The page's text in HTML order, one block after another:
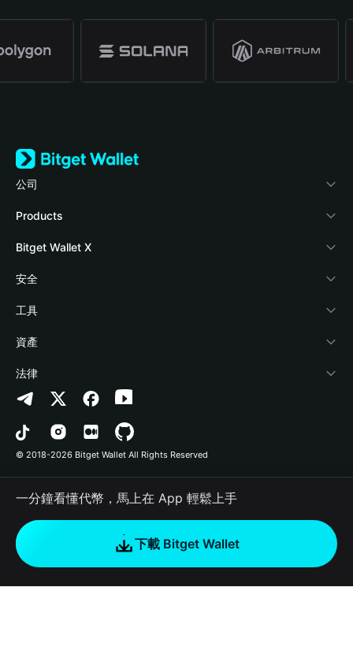
公司
關於 Bitget Wallet
部落格
學院
加密資訊
幫助中心
‌聯繫我們
品牌資源
工作機會
Products
Crypto Card
Stablecoin Earn
Payfi Crypto
Crypto Swap API
Altcoin Season Index
Prediction Markets
DApp
RWA
如何購買加密貨幣
Bitget Wallet X
開發者文件
連接錢包
Bitget Wallet Pay
合作上架
安全
風險保障基金
安全防護技術
工具
快捷買幣
授權檢測
合約檢測
批次轉帳
資產
Arbitrum
Avalanche
Bitcoin
Polygon
法律
隱私協議
用戶使用協議
© 2018-2026 Bitget Wallet All Rights Reserved
一分鐘看懂代幣，馬上在 App 輕鬆上手
下載 Bitget Wallet